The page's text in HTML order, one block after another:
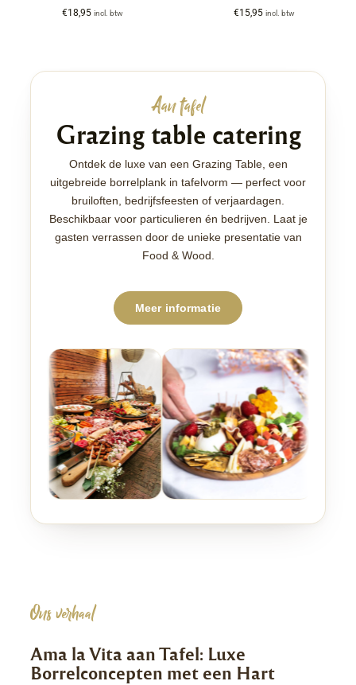
€18,95 incl. btw €15,95 incl. btw
Aan tafel
Grazing table catering
Ontdek de luxe van een Grazing Table, een
uitgebreide borrelplank in tafelvorm — perfect voor
bruiloften, bedrijfsfeesten of verjaardagen.
Beschikbaar voor particulieren én bedrijven. Laat je
gasten verrassen door de unieke presentatie van
Food & Wood.
Meer informatie
Ons verhaal
Ama la Vita aan Tafel: Luxe
Borrelconcepten met een Hart